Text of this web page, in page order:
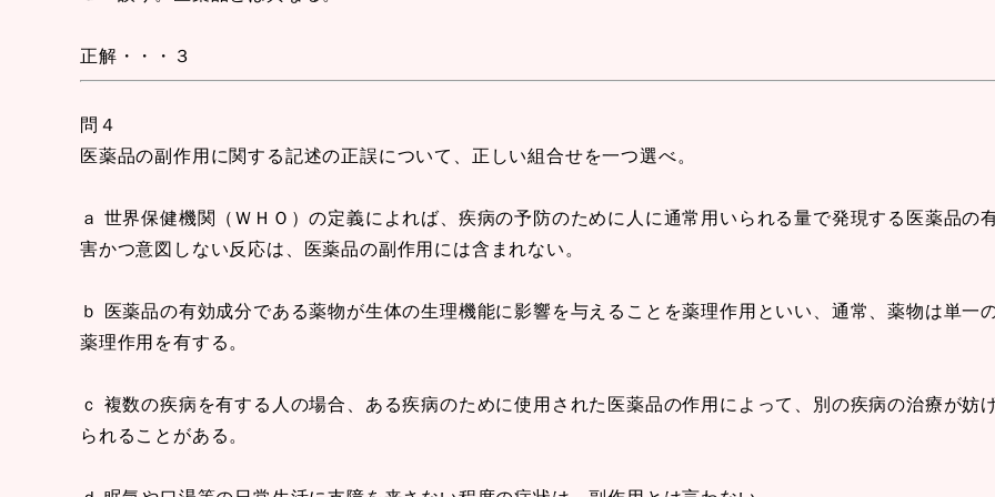
正解・・・３
問４
医薬品の副作用に関する記述の正誤について、正しい組合せを一つ選べ。
ａ 世界保健機関（ＷＨＯ）の定義によれば、疾病の予防のために人に通常用いられる量で発現する医薬品の
害かつ意図しない反応は、医薬品の副作用には含まれない。
ｂ 医薬品の有効成分である薬物が生体の生理機能に影響を与えることを薬理作用といい、通常、薬物は単一
薬理作用を有する。
ｃ 複数の疾病を有する人の場合、ある疾病のために使用された医薬品の作用によって、別の疾病の治療が妨
られることがある。